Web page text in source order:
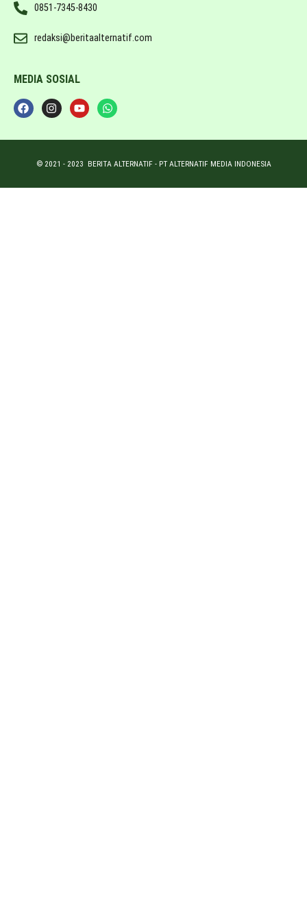
0851-7345-8430
redaksi@beritaalternatif.com
MEDIA SOSIAL
© 2021 - 2023 BERITA ALTERNATIF - PT ALTERNATIF MEDIA INDONESIA